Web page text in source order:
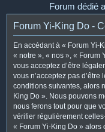
Forum dédié
Forum Yi-King Do -
En accédant à « Forum Yi-
« notre », « nos », « Forum
vous acceptez d’être
vous n’acceptez pas
conditions suivantes, alors
King Do ». Nous pouvons
nous ferons tout pour que
vérifier régulièrement
« Forum Yi-King Do » alors